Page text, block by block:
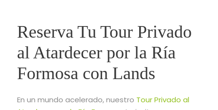
Reserva Tu Tour Privado
al Atardecer por la Ría
Formosa con Lands
En un mundo acelerado, nuestro Tour Privado al